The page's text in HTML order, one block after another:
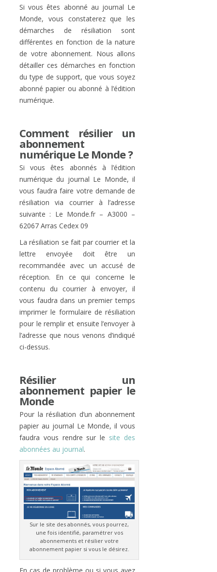
Si vous êtes abonné au journal Le
Monde, vous constaterez que les
démarches de résiliation sont
différentes en fonction de la nature
de votre abonnement. Nous allons
détailler ces démarches en fonction
du type de support, que vous soyez
abonné papier ou abonné à l’édition
numérique.
Comment résilier un
abonnement
numérique Le Monde ?
Si vous êtes abonnés à l’édition
numérique du journal Le Monde, il
vous faudra faire votre demande de
résiliation via courrier à l’adresse
suivante : Le Monde.fr – A3000 –
62067 Arras Cedex 09
La résiliation se fait par courrier et la
lettre envoyée doit être un
recommandée avec un accusé de
réception. En ce qui concerne le
contenu du courrier à envoyer, il
vous faudra dans un premier temps
imprimer le formulaire de résiliation
pour le remplir et ensuite l’envoyer à
l’adresse que nous venons d’indiqué
ci-dessus.
Résilier un
abonnement papier le
Monde
Pour la résiliation d’un abonnement
papier au journal Le Monde, il vous
faudra vous rendre sur le site des
abonnées au journal.
Sur le site des abonnés, vous pourrez,
une fois identifié, paramétrer vos
abonnements et résilier votre
abonnement papier si vous le désirez.